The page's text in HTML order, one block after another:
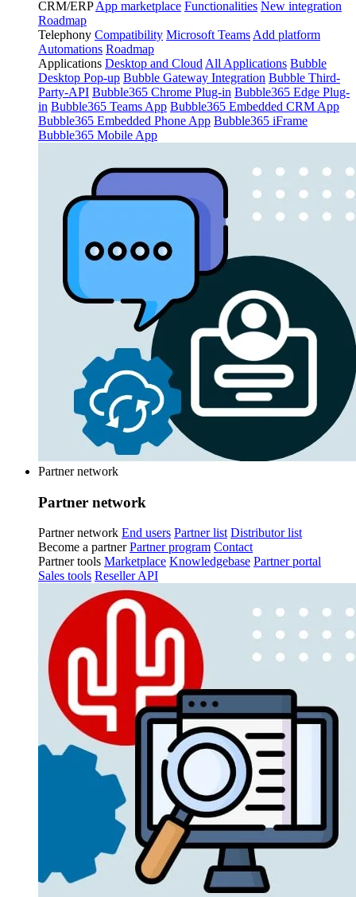
CRM/ERP App marketplace Functionalities New integration
Roadmap
Telephony Compatibility Microsoft Teams Add platform
Automations Roadmap
Applications Desktop and Cloud All Applications Bubble
Desktop Pop-up Bubble Gateway Integration Bubble Third-
Party-API Bubble365 Chrome Plug-in Bubble365 Edge Plug-
in Bubble365 Teams App Bubble365 Embedded CRM App
Bubble365 Embedded Phone App Bubble365 iFrame
Bubble365 Mobile App
Partner network
Partner network
Partner network End users Partner list Distributor list
Become a partner Partner program Contact
Partner tools Marketplace Knowledgebase Partner portal
Sales tools Reseller API